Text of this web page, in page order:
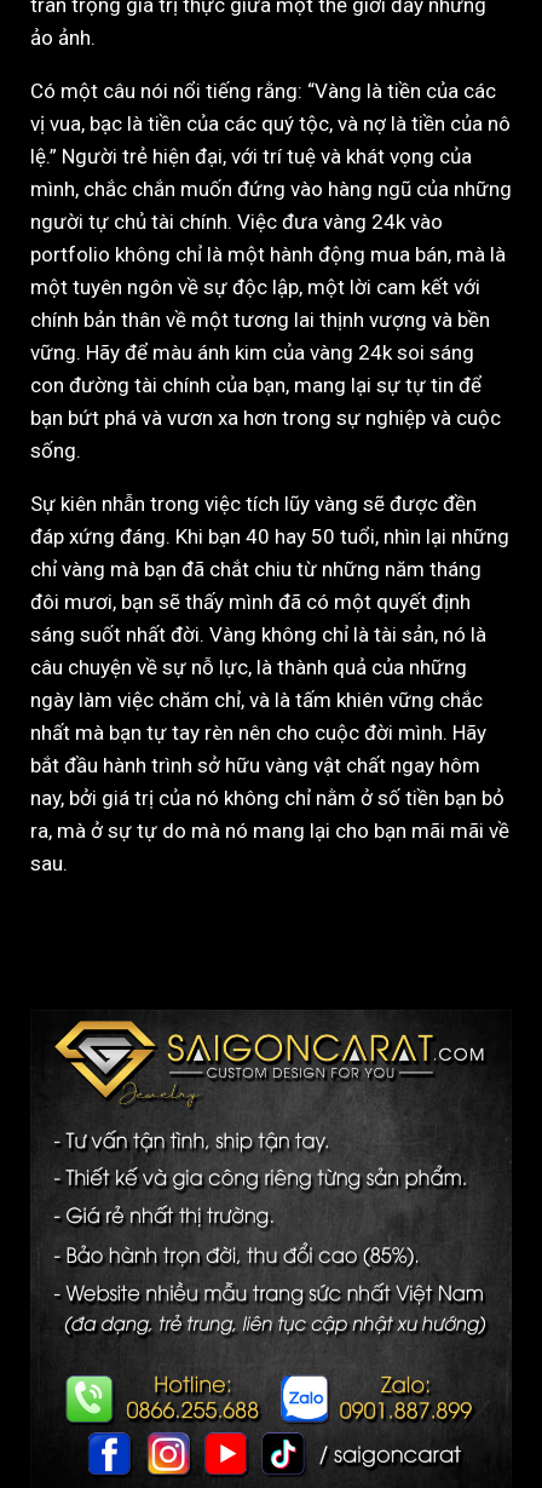
trân trọng giá trị thực giữa một thế giới đầy những
ảo ảnh.
Có một câu nói nổi tiếng rằng: “Vàng là tiền của các
vị vua, bạc là tiền của các quý tộc, và nợ là tiền của nô
lệ.” Người trẻ hiện đại, với trí tuệ và khát vọng của
mình, chắc chắn muốn đứng vào hàng ngũ của những
người tự chủ tài chính. Việc đưa vàng 24k vào
portfolio không chỉ là một hành động mua bán, mà là
một tuyên ngôn về sự độc lập, một lời cam kết với
chính bản thân về một tương lai thịnh vượng và bền
vững. Hãy để màu ánh kim của vàng 24k soi sáng
con đường tài chính của bạn, mang lại sự tự tin để
bạn bứt phá và vươn xa hơn trong sự nghiệp và cuộc
sống.
Sự kiên nhẫn trong việc tích lũy vàng sẽ được đền
đáp xứng đáng. Khi bạn 40 hay 50 tuổi, nhìn lại những
chỉ vàng mà bạn đã chắt chiu từ những năm tháng
đôi mươi, bạn sẽ thấy mình đã có một quyết định
sáng suốt nhất đời. Vàng không chỉ là tài sản, nó là
câu chuyện về sự nỗ lực, là thành quả của những
ngày làm việc chăm chỉ, và là tấm khiên vững chắc
nhất mà bạn tự tay rèn nên cho cuộc đời mình. Hãy
bắt đầu hành trình sở hữu vàng vật chất ngay hôm
nay, bởi giá trị của nó không chỉ nằm ở số tiền bạn bỏ
ra, mà ở sự tự do mà nó mang lại cho bạn mãi mãi về
sau.